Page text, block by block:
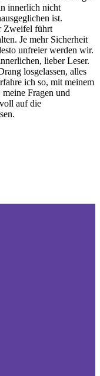
innerlich nicht
ist.
Zweifel führt
Je mehr Sicherheit
unfreier werden wir.
lieber Leser.
losgelassen, alles
ich so, mit meinem
Fragen und
auf die